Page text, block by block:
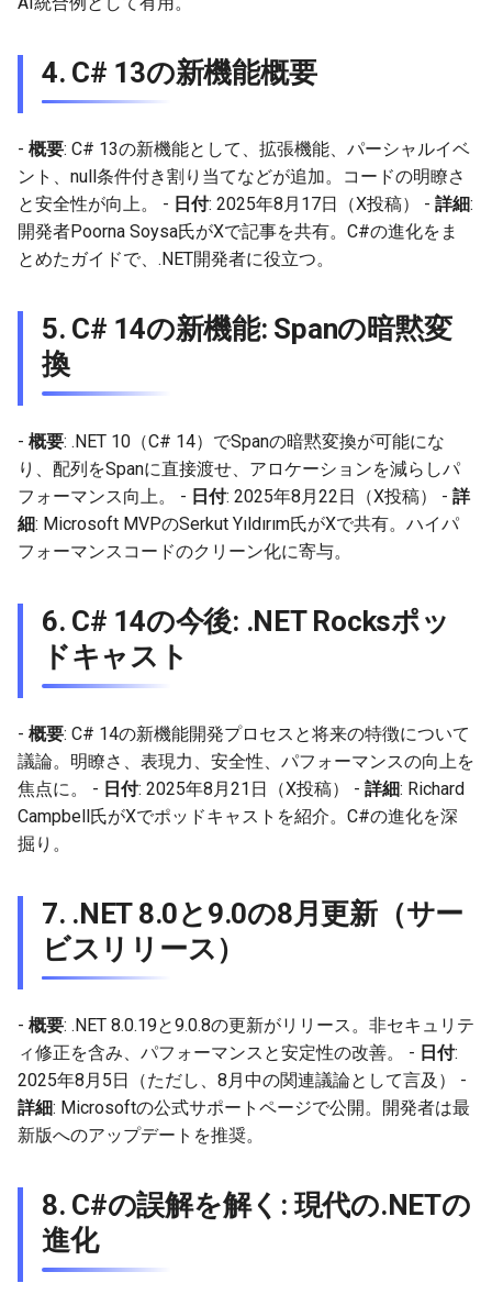
4. C# 13の新機能概要
- 概要: C# 13の新機能として、拡張機能、パーシャルイベ
ント、null条件付き割り当てなどが追加。コードの明瞭さ
と安全性が向上。 - 日付: 2025年8月17日（X投稿） - 詳細:
開発者Poorna Soysa氏がXで記事を共有。C#の進化をま
とめたガイドで、.NET開発者に役立つ。
5. C# 14の新機能: Spanの暗黙変
換
- 概要: .NET 10（C# 14）でSpanの暗黙変換が可能にな
り、配列をSpanに直接渡せ、アロケーションを減らしパ
フォーマンス向上。 - 日付: 2025年8月22日（X投稿） - 詳
細: Microsoft MVPのSerkut Yıldırım氏がXで共有。ハイパ
フォーマンスコードのクリーン化に寄与。
6. C# 14の今後: .NET Rocksポッ
ドキャスト
- 概要: C# 14の新機能開発プロセスと将来の特徴について
議論。明瞭さ、表現力、安全性、パフォーマンスの向上を
焦点に。 - 日付: 2025年8月21日（X投稿） - 詳細: Richard
Campbell氏がXでポッドキャストを紹介。C#の進化を深
掘り。
7. .NET 8.0と9.0の8月更新（サー
ビスリリース）
- 概要: .NET 8.0.19と9.0.8の更新がリリース。非セキュリテ
ィ修正を含み、パフォーマンスと安定性の改善。 - 日付:
2025年8月5日（ただし、8月中の関連議論として言及） -
詳細: Microsoftの公式サポートページで公開。開発者は最
新版へのアップデートを推奨。
8. C#の誤解を解く: 現代の.NETの
進化